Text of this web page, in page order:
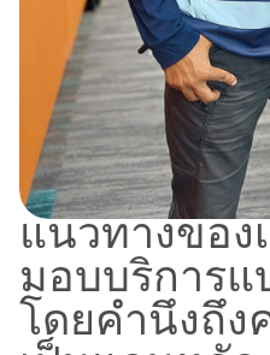
แนวทางของ
มอบบริการ
โดยคํานึงถึง